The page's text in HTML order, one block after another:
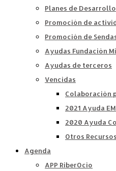
Planes de Desarrollo
Promoción de
Promoción de
Ayudas Fundación
Ayudas de terceros
Vencidas
Colaboración
2021 Ayuda
2020 Ayuda
Otros Recursos
Agenda
APP RiberOcio